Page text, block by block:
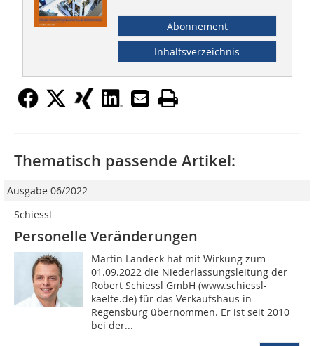
Abonnement
Inhaltsverzeichnis
Thematisch passende Artikel:
Ausgabe 06/2022
Schiessl
Personelle Veränderungen
Martin Landeck hat mit Wirkung zum
01.09.2022 die Nieder­lassungsleitung der
Robert Schiessl GmbH (www.schiessl-
kaelte.de) für das Verkaufshaus in
Regensburg übernommen. Er ist seit 2010
bei der...